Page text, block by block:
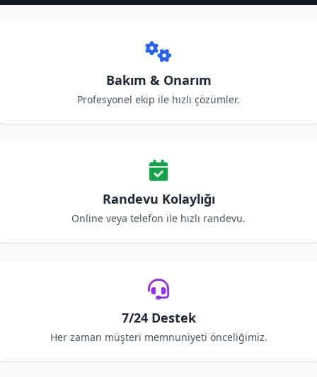
Bakım & Onarım
Profesyonel ekip ile hızlı çözümler.
Randevu Kolaylığı
Online veya telefon ile hızlı randevu.
7/24 Destek
Her zaman müşteri memnuniyeti önceliğimiz.